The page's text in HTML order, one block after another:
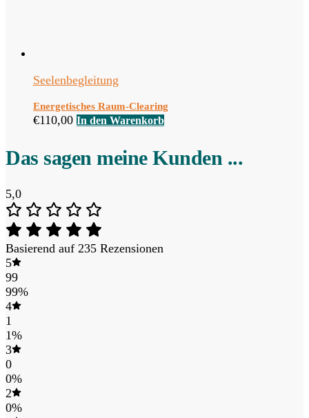
Seelenbegleitung
Energetisches Raum-Clearing
€110,00 In den Warenkorb
Das sagen meine Kunden ...
5,0
Basierend auf 235 Rezensionen
5
99
99%
4
1
1%
3
0
0%
2
0%